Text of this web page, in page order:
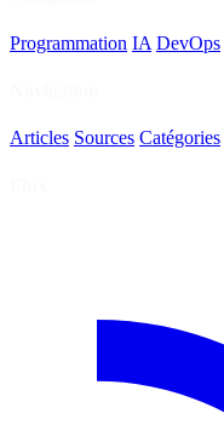
Programmation IA DevOps
Articles Sources Catégories